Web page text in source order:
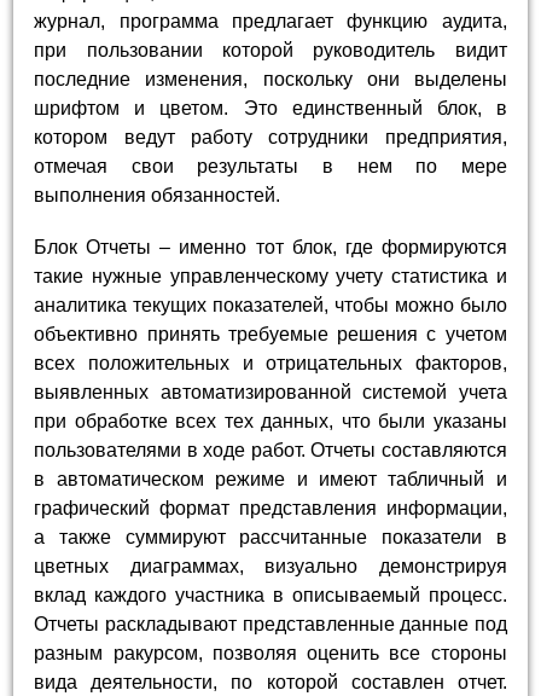
журнал, программа предлагает функцию аудита,
при пользовании которой руководитель видит
последние изменения, поскольку они выделены
шрифтом и цветом. Это единственный блок, в
котором ведут работу сотрудники предприятия,
отмечая свои результаты в нем по мере
выполнения обязанностей.
Блок Отчеты – именно тот блок, где формируются
такие нужные управленческому учету статистика и
аналитика текущих показателей, чтобы можно было
объективно принять требуемые решения с учетом
всех положительных и отрицательных факторов,
выявленных автоматизированной системой учета
при обработке всех тех данных, что были указаны
пользователями в ходе работ. Отчеты составляются
в автоматическом режиме и имеют табличный и
графический формат представления информации,
а также суммируют рассчитанные показатели в
цветных диаграммах, визуально демонстрируя
вклад каждого участника в описываемый процесс.
Отчеты раскладывают представленные данные под
разным ракурсом, позволяя оценить все стороны
вида деятельности, по которой составлен отчет.